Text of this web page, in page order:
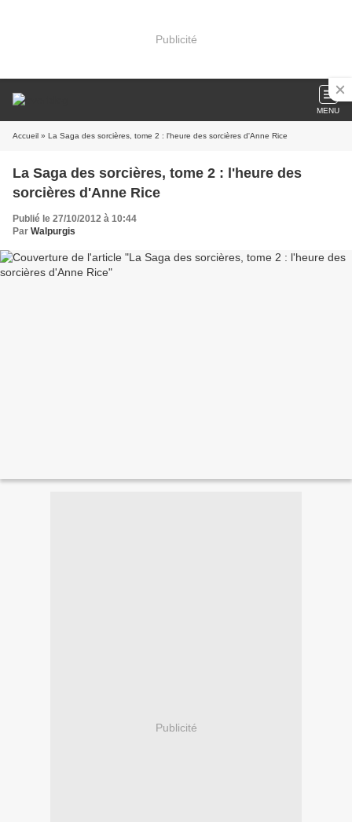
Publicité
MENU
Accueil » La Saga des sorcières, tome 2 : l'heure des sorcières d'Anne Rice
La Saga des sorcières, tome 2 : l'heure des
sorcières d'Anne Rice
Publié le 27/10/2012 à 10:44
Par Walpurgis
Publicité